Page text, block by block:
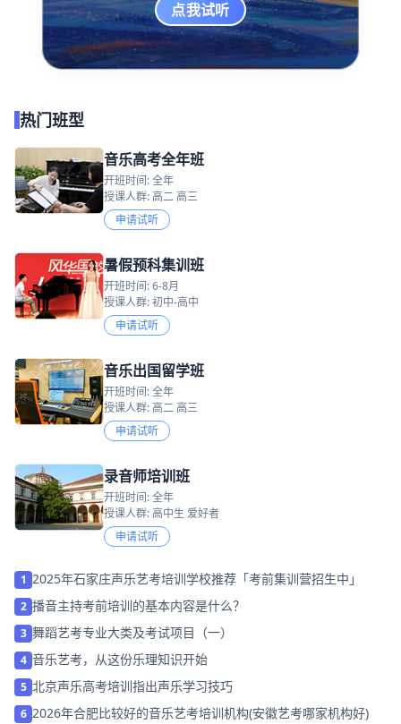
点我试听
热门班型
音乐高考全年班
开班时间: 全年
授课人群: 高二 高三
申请试听
暑假预科集训班
开班时间: 6-8月
授课人群: 初中-高中
申请试听
音乐出国留学班
开班时间: 全年
授课人群: 高二 高三
申请试听
录音师培训班
开班时间: 全年
授课人群: 高中生 爱好者
申请试听
1 2025年石家庄声乐艺考培训学校推荐「考前集训营招生中」
2 播音主持考前培训的基本内容是什么？
3 舞蹈艺考专业大类及考试项目（一）
4 音乐艺考，从这份乐理知识开始
5 北京声乐高考培训指出声乐学习技巧
6 2026年合肥比较好的音乐艺考培训机构(安徽艺考哪家机构好)